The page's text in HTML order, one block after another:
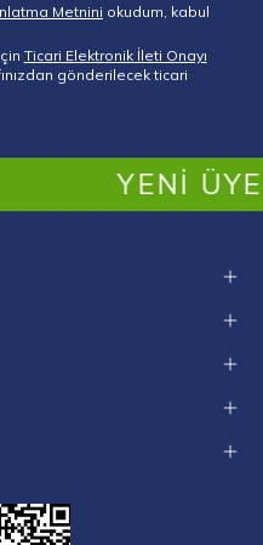
Metnini okudum, kabul
Ticari Elektronik İleti Onayı
gönderilecek ticari
YENI